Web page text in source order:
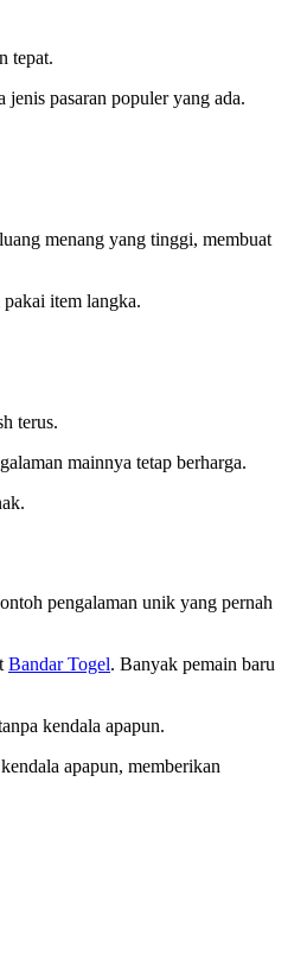
tepat.
pasaran populer yang ada.
menang yang tinggi, membuat
pakai item langka.
terus.
mainnya tetap berharga.
pengalaman unik yang pernah
Bandar Togel. Banyak pemain baru
kendala apapun.
apapun, memberikan